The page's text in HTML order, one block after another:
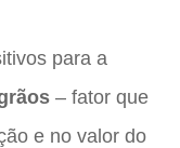
para a
– fator que
e no valor do